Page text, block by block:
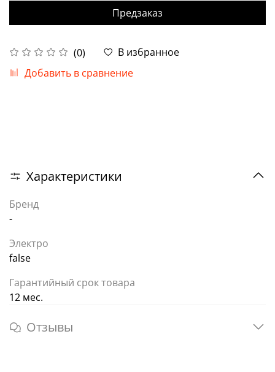
(0)
В избранное
Добавить в сравнение
Предзаказ
Характеристики
Бренд
-
Электро
false
Гарантийный срок товара
12 мес.
Отзывы